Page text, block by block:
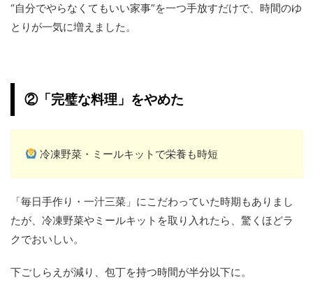
“自分でやらなくてもいい家事”を一つ手放すだけで、時間のゆ
とりが一気に増えました。
②「完璧な料理」をやめた
冷凍野菜・ミールキットで栄養も時短
「毎日手作り・一汁三菜」にこだわっていた時期もありまし
たが、冷凍野菜やミールキットを取り入れたら、驚くほどラ
クでおいしい。
下ごしらえが減り、包丁を持つ時間が半分以下に。